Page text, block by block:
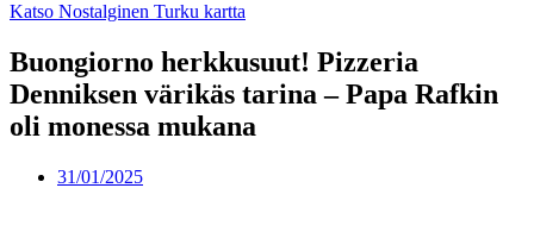
Katso Nostalginen Turku kartta
Buongiorno herkkusuut! Pizzeria
Denniksen värikäs tarina – Papa Rafkin
oli monessa mukana
31/01/2025